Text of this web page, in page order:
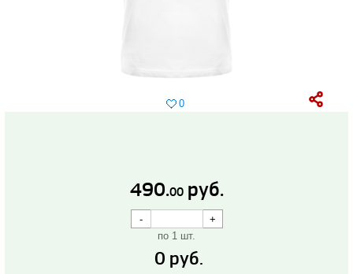
0
490.00 руб.
по 1 шт.
0 руб.